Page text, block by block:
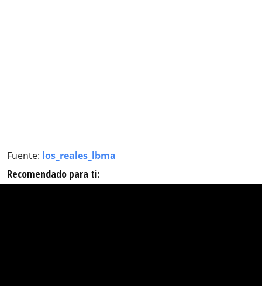
Fuente: los_reales_lbma
Recomendado para ti: